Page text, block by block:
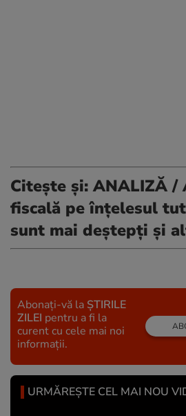
Citește și:ANALIZĂ /
fiscală pe înțelesul
sunt mai deștepți și
Abonați-vă la ȘTIRILE
ZILEI pentru a fi la
curent cu cele mai noi
informații.
URMĂREȘTE CEL MAI NOU